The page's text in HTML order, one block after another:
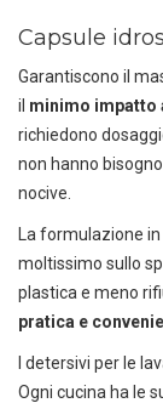
Capsule
Garantiscono il
il minimo impatto
richiedono
non hanno
nocive.
La formulazione
moltissimo sullo
plastica e meno
pratica e
I detersivi per le
Ogni cucina ha le